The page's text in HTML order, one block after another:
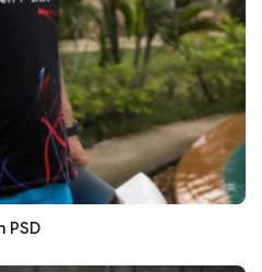
PSD